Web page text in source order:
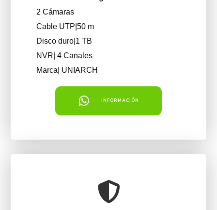
2 Cámaras
Cable UTP|50 m
Disco duro|1 TB
NVR| 4 Canales
Marca| UNIARCH
INFORMACIÓN